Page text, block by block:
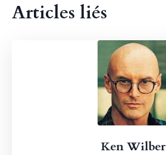
Articles liés
Ken Wilber